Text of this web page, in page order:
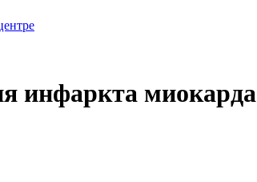
инфаркта миокарда